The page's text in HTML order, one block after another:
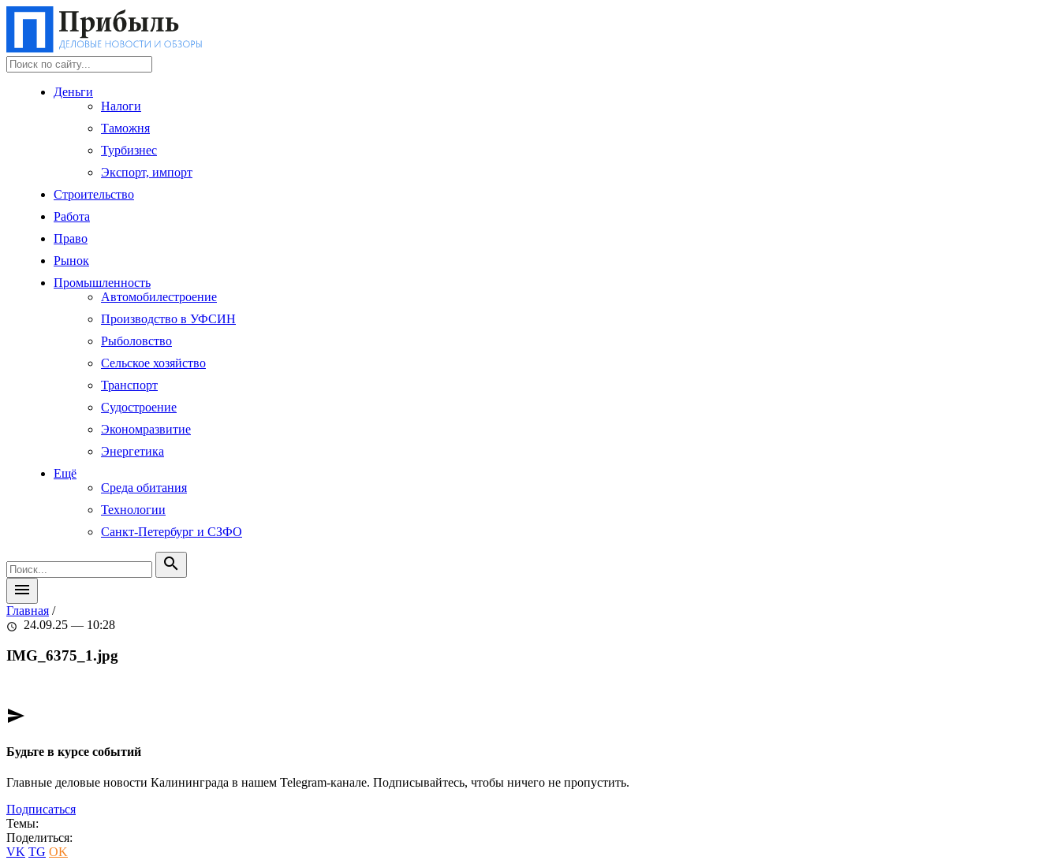
Деньги
Налоги
Таможня
Турбизнес
Экспорт, импорт
Строительство
Работа
Право
Рынок
Промышленность
Автомобилестроение
Производство в УФСИН
Рыболовство
Сельское хозяйство
Транспорт
Судостроение
Экономразвитие
Энергетика
Ещё
Среда обитания
Технологии
Санкт-Петербург и СЗФО
search
menu
Главная /
schedule 24.09.25 — 10:28
IMG_6375_1.jpg
send
Будьте в курсе событий
Главные деловые новости Калининграда в нашем Telegram-канале. Подписывайтесь, чтобы ничего не пропустить.
Подписаться
Темы:
Поделиться:
VK TG OK